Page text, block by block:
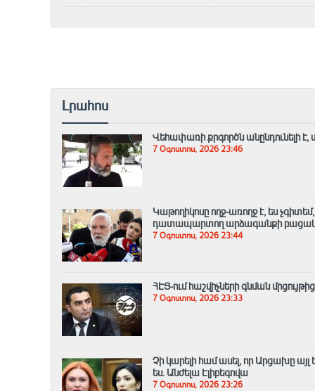
Լրահոս
Վեհափառի քրգործն անընդունելի է,
7 Օգոստոս, 2026 23:46
Կաթողիկոսը ողջ-առողջ է, ես
դատապարտող արձագանքի
7 Օգոստոս, 2026 23:44
ՀԷՑ-ում հաշվիչների գնման
7 Օգոստոս, 2026 23:33
Չի կարելի համ ասել, որ Արցախը
ես. Անժելա Էլիբեգովա
7 Օգոստոս, 2026 23:26